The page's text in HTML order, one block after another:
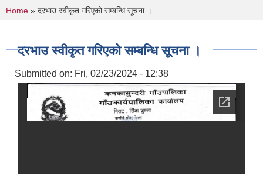
You are here
Home » दरभाउ स्वीकृत गरिएको सम्बन्धि सूचना ।
दरभाउ स्वीकृत गरिएको सम्बन्धि सूचना ।
Submitted on: Fri, 02/23/2024 - 12:38